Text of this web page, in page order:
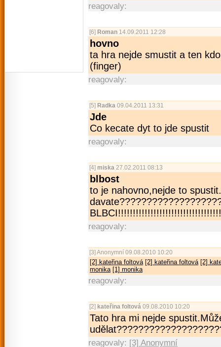
reagovaly:
[6] Roman 14.09.2011 12:28
hovno
ta hra nejde smustit a ten
(finger)
reagovaly:
[5] Radka 09.04.2011 13:31
Jde
Co kecate dyt to jde spustit
reagovaly:
[4] miska 27.02.2011 08:13
blbost
to je nahovno,nejde to
reagovaly:
[3] Anonymní 09.08.2010 10:20
[2] kateřina foltová [2] kateřina foltová [2]
monika [1] monika
reagovaly:
[2] kateřina foltová 09.08.2010 10:20
Tato hra mi nejde
reagovaly: [3] Anonymní